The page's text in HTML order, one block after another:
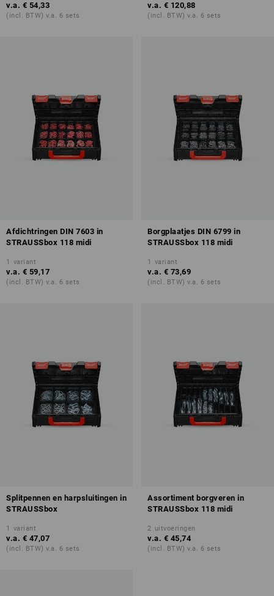
v.a. € 54,33
(incl. BTW) v.a. 6 sets
v.a. € 120,88
(incl. BTW) v.a. 6 sets
Afdichtringen DIN 7603 in
STRAUSSbox 118 midi
1 variant
v.a. € 59,17
(incl. BTW) v.a. 6 sets
Borgplaatjes DIN 6799 in
STRAUSSbox 118 midi
1 variant
v.a. € 73,69
(incl. BTW) v.a. 6 sets
Splitpennen en harpsluitingen in
STRAUSSbox
1 variant
v.a. € 47,07
(incl. BTW) v.a. 6 sets
Assortiment borgveren in
STRAUSSbox 118 midi
2 uitvoeringen
v.a. € 45,74
(incl. BTW) v.a. 6 sets